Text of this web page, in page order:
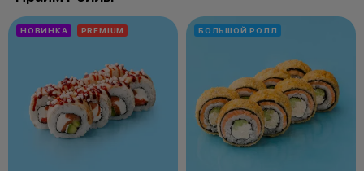
НОВИНКА PREMIUM БОЛЬШОЙ РОЛЛ